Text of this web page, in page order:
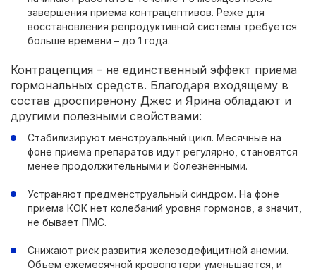
завершения приема контрацептивов. Реже для
восстановления репродуктивной системы требуется
больше времени – до 1 года.
Контрацепция – не единственный эффект приема
гормональных средств. Благодаря входящему в
состав дроспиренону Джес и Ярина обладают и
другими полезными свойствами:
Стабилизируют менструальный цикл. Месячные на
фоне приема препаратов идут регулярно, становятся
менее продолжительными и болезненными.
Устраняют предменструальный синдром. На фоне
приема КОК нет колебаний уровня гормонов, а значит,
не бывает ПМС.
Снижают риск развития железодефицитной анемии.
Объем ежемесячной кровопотери уменьшается, и